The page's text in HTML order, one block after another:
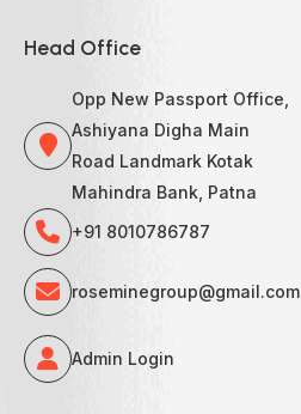
Head Office
Opp New Passport Office,
Ashiyana Digha Main
Road Landmark Kotak
Mahindra Bank, Patna
+91 8010786787
roseminegroup@gmail.com
Admin Login